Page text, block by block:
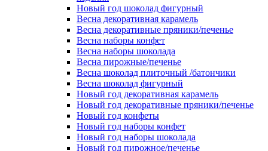
Новый год шоколад фигурный
Весна декоративная карамель
Весна декоративные пряники/печенье
Весна наборы конфет
Весна наборы шоколада
Весна пирожные/печенье
Весна шоколад плиточный /батончики
Весна шоколад фигурный
Новый год декоративная карамель
Новый год декоративные пряники/печенье
Новый год конфеты
Новый год наборы конфет
Новый год наборы шоколада
Новый год пирожное/печенье